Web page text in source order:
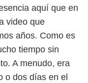
aquí que en
video que
años. Como es
tiempo sin
A menudo, era
o dos días en el